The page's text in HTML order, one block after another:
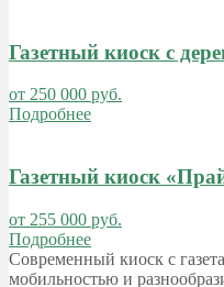
Газетный киоск с
от 250 000 руб.
Подробнее
Газетный киоск
от 255 000 руб.
Подробнее
Современный киоск с
мобильностью и